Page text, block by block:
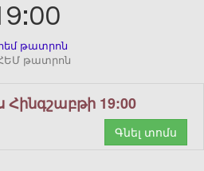
թատրոն
թատրոն
Հինգշաբթի 19:00
Գնել տոմս